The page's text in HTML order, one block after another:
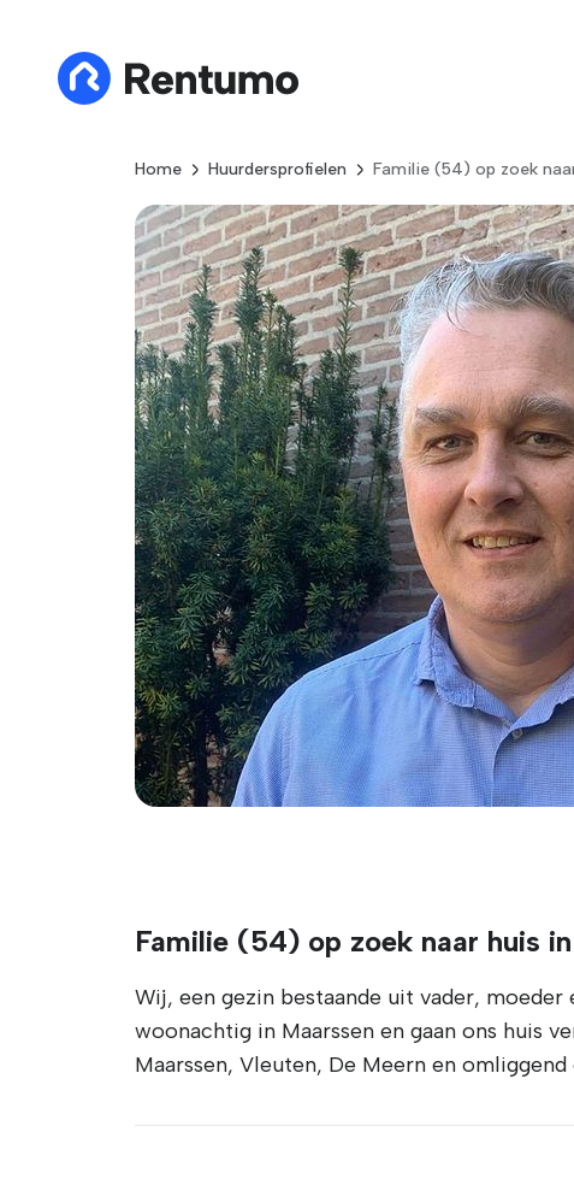
Home Huurdersprofielen Familie (54) op zoek
Familie (54) op zoek naar huis
Wij, een gezin bestaande uit vader,
woonachtig in Maarssen en gaan ons huis
Maarssen, Vleuten, De Meern en omliggend